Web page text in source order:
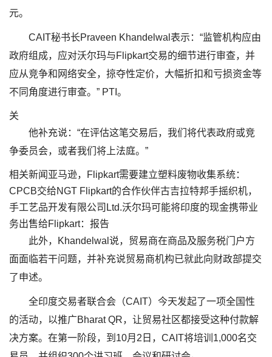
元。
CAIT秘书长Praveen Khandelwal表示：“监管机构应由
政府组成，应对沃尔玛与Flipkart交易的细节进行审查，并
应从竞争和网络安全，掠夺性定价，大幅折扣和亏损资金等
不同角度进行审查。” PTI。
关
他补充说：“在评估这笔交易后，我们将代表政府或竞
争委员会，或者我们将上法庭。”
相关新闻亚马逊，Flipkart需要建立塑料废物收集系统：
CPCB交给NGT Flipkart的合作伙伴古吉拉特邦手摇织机，
手工艺品开发有限公司Ltd.沃尔玛可能将印度的现金携带业
务出售给Flipkart：报告
此外，Khandelwal说，贸易商在商品及服务税门户方
面面临若干问题，并补充说贸易商机构已就此向财政部提交
了申述。
全印度交易者联合会（CAIT）今天发起了一项全国性
的活动，以推广Bharat QR，让贸易社区都接受这种付款解
决方案。在第一阶段，到10月2日，CAIT将培训1,000名交